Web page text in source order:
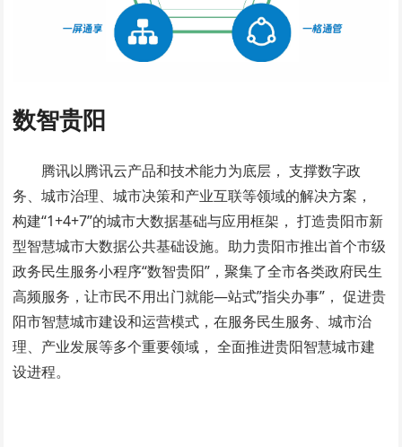
数智贵阳
腾讯以腾讯云产品和技术能力为底层， 支撑数字政
务、城市治理、城市决策和产业互联等领域的解决方案，
构建“1+4+7”的城市大数据基础与应用框架， 打造贵阳市新
型智慧城市大数据公共基础设施。助力贵阳市推出首个市级
政务民生服务小程序“数智贵阳”，聚集了全市各类政府民生
高频服务，让市民不用出门就能—站式”指尖办事”， 促进贵
阳市智慧城市建设和运营模式，在服务民生服务、城市治
理、产业发展等多个重要领域， 全面推进贵阳智慧城市建
设进程。